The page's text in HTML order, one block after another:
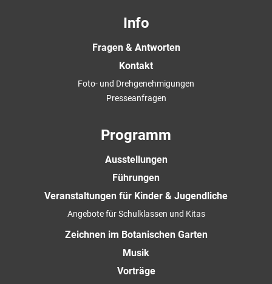
Info
Fragen & Antworten
Kontakt
Foto- und Drehgenehmigungen
Presseanfragen
Programm
Ausstellungen
Führungen
Veranstaltungen für Kinder & Jugendliche
Angebote für Schulklassen und Kitas
Zeichnen im Botanischen Garten
Musik
Vorträge